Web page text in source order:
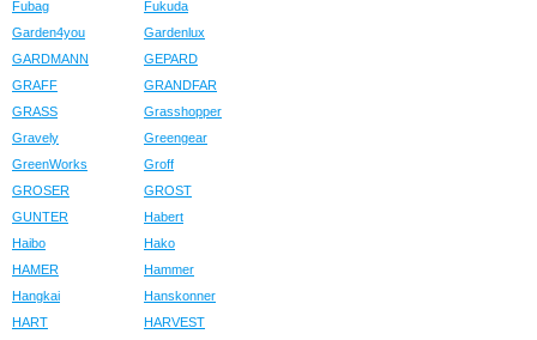
Fubag
Fukuda
Garden4you
Gardenlux
GARDMANN
GEPARD
GRAFF
GRANDFAR
GRASS
Grasshopper
Gravely
Greengear
GreenWorks
Groff
GROSER
GROST
GUNTER
Habert
Haibo
Hako
HAMER
Hammer
Hangkai
Hanskonner
HART
HARVEST